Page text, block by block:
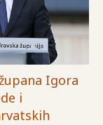
Igora
i